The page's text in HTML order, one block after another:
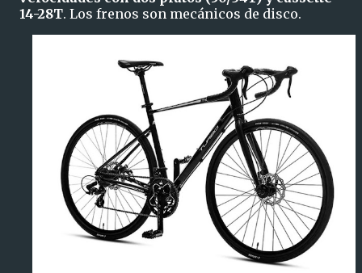
14-28T. Los frenos son mecánicos de disco.